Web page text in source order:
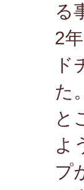
る
2
ド
た
と
よ
プ